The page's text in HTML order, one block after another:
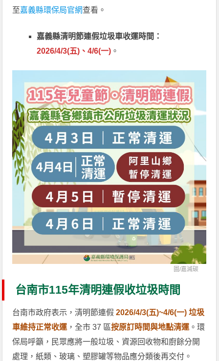
至嘉義縣環保局官網查看。
嘉義縣清明節連假垃圾車收運時間：
2026/4/3(五)、4/6(一) 。
圖/嘉減碳
台南市115年清明連假收垃圾時間
台南市政府表示，清明節連假 2026/4/3(五)~4/6(一) 垃圾
車維持正常收運 ，全市 37 區按原訂時間與地點清運 。環
保局呼籲，民眾應將一般垃圾、資源回收物和廚餘分開
處理，紙類、玻璃、塑膠罐等物品應分類後再交付。